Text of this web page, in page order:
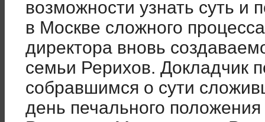
возможности узнать суть и
в Москве сложного
директора вновь
семьи Рерихов. Докладчик
собравшимся о сути
день печального